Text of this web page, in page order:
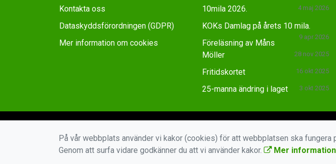
Kontakta oss
Dataskyddsförordningen (GDPR)
Mer information om cookies
10mila 2026. 4 maj 2026
KOKs Damlag på årets 10 mila.
9 apr 2026
Föreläsning av Måns
Möller
28 nov 2025
Fritidskortet 16 okt 2025
25-manna ändring i laget 3 okt 2025
På vår webbplats använder vi kakor (cookies) för att webbplatsen ska fungera
Genom att surfa vidare godkänner du att vi använder kakor.
Mer